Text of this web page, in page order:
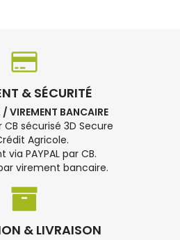
& SÉCURITÉ
VIREMENT BANCAIRE
sécurisé 3D Secure
Agricole.
via PAYPAL par CB.
virement bancaire.
& LIVRAISON